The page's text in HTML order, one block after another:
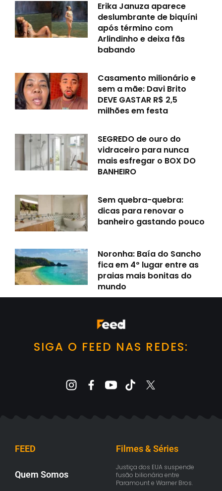
Erika Januza aparece
deslumbrante de biquíni
após término com
Arlindinho e deixa fãs
babando
Casamento milionário e
sem a mãe: Davi Brito
DEVE GASTAR R$ 2,5
milhões em festa
SEGREDO de ouro do
vidraceiro para nunca
mais esfregar o BOX DO
BANHEIRO
Sem quebra-quebra:
dicas para renovar o
banheiro gastando pouco
Noronha: Baía do Sancho
fica em 4º lugar entre as
praias mais bonitas do
mundo
SIGA O FEED NAS REDES:
FEED
Quem Somos
Filmes & Séries
Justiça dos EUA suspende
fusão bilionária entre
Paramount e Warner Bros.